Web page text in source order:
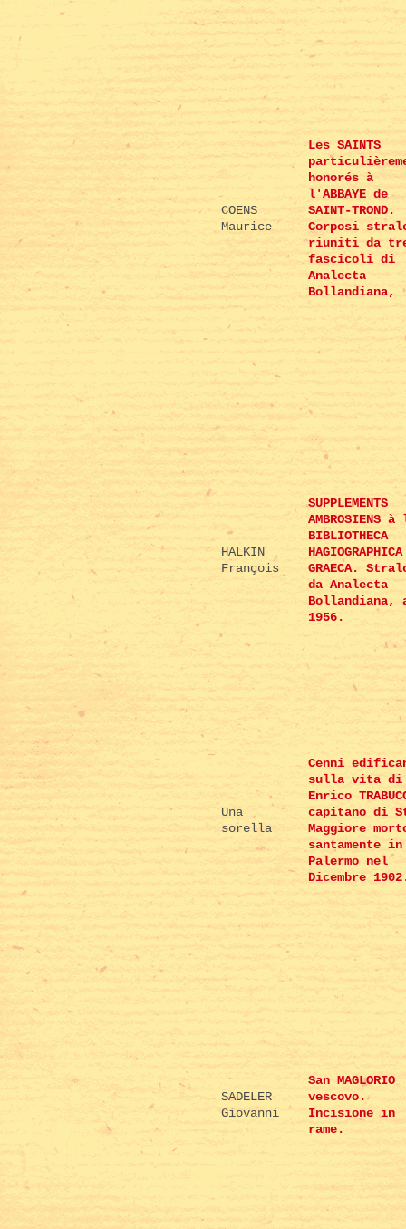
COENS
Maurice
Les SAINTS
honorés à
l'ABBAYE de
SAINT-TROND.
Corposi
riuniti da
fascicoli di
Analecta
Bollandiana,
HALKIN
François
SUPPLEMENTS
AMBROSIENS à
BIBLIOTHECA
HAGIOGRAPHICA
GRAECA.
da Analecta
Bollandiana,
1956.
Una
sorella
Cenni
sulla vita di
Enrico
capitano di
Maggiore
santamente in
Palermo nel
Dicembre
SADELER
Giovanni
San MAGLORIO
vescovo.
Incisione in
rame.